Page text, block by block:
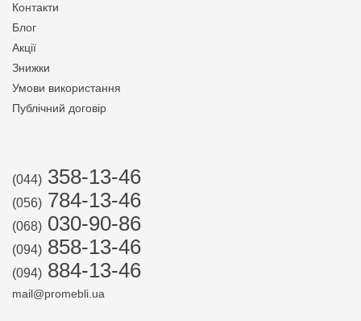
Контакти
Блог
Акції
Знижки
Умови використання
Публічний договір
(044) 358-13-46
(056) 784-13-46
(068) 030-90-86
(094) 858-13-46
(094) 884-13-46
mail@promebli.ua